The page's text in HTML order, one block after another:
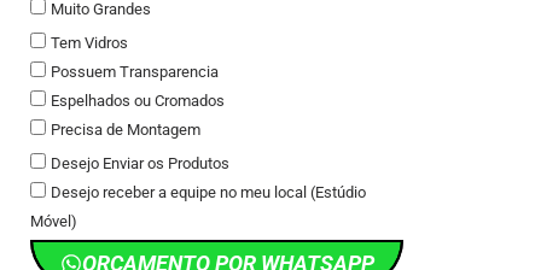
Muito Grandes
Tem Vidros
Possuem Transparencia
Espelhados ou Cromados
Precisa de Montagem
Desejo Enviar os Produtos
Desejo receber a equipe no meu local (Estúdio
Móvel)
ORÇAMENTO POR WHATSAPP